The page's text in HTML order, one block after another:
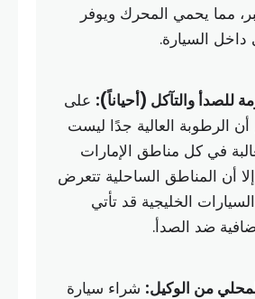
مما يحمي المحرك ويوفر
داخل السيارة.
للصدأ والتآكل (أحياناً): على
الرطوبة العالية جدًا ليست
في كل مناطق الإمارات
إلا أن المناطق الساحلية تتعرض
الخليجية قد تأتي
ضد الصدأ.
من الوكيل: شراء سيارة